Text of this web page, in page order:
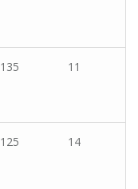
135 11
125 14